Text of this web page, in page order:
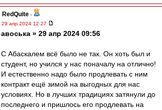
RedQuite -
29 апр 2024 12:27
авоська » 29 апр 2024 09:56
С Абаскалем всё было не так. Он хоть был и
студент, но учился у нас поначалу на отлично!
И естественно надо было продлевать с ним
контракт ещё зимой на выгодных для нас
условиях. Но в лучших традициях затянули до
последнего и пришлось его продлевать на